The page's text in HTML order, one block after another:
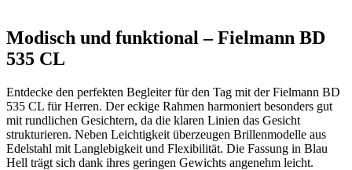
Modisch und funktional – Fielmann BD
535 CL
Entdecke den perfekten Begleiter für den Tag mit der Fielmann BD
535 CL für Herren. Der eckige Rahmen harmoniert besonders gut
mit rundlichen Gesichtern, da die klaren Linien das Gesicht
strukturieren. Neben Leichtigkeit überzeugen Brillenmodelle aus
Edelstahl mit Langlebigkeit und Flexibilität. Die Fassung in Blau
Hell trägt sich dank ihres geringen Gewichts angenehm leicht.